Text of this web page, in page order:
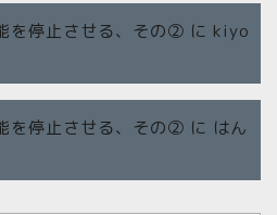
を停止させる、その② に kiyo
を停止させる、その② に はん